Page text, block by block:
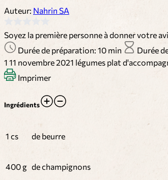
Auteur: Nahrin SA
Soyez la première personne à donner votre
Durée de préparation: 10 min
Durée
1 11 novembre 2021 légumes plat
Imprimer
Ingrédients
1 cs de beurre
400 g de champignons